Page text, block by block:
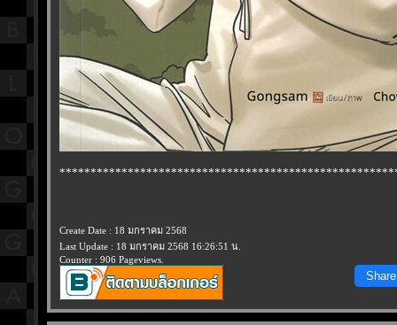
Create Date : 18 มกราคม 2568
Last Update : 18 มกราคม 2568 16:26:51 น.
Counter : 906 Pageviews.